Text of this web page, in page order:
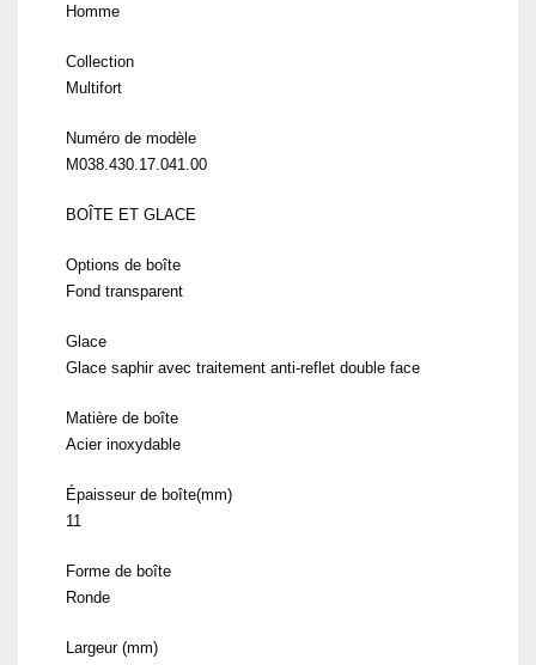
Homme
Collection
Multifort
Numéro de modèle
M038.430.17.041.00
BOÎTE ET GLACE
Options de boîte
Fond transparent
Glace
Glace saphir avec traitement anti-reflet double face
Matière de boîte
Acier inoxydable
Épaisseur de boîte(mm)
11
Forme de boîte
Ronde
Largeur (mm)